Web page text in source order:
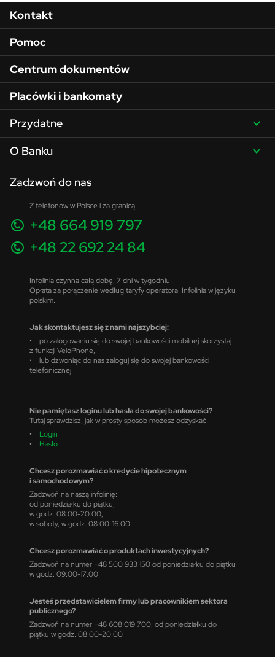
Menu w stopce
Kontakt
Pomoc
Centrum dokumentów
Placówki i bankomaty
Przydatne
O Banku
Zadzwoń do nas
Z telefonów w Polsce i za granicą:
+48 664 919 797
+48 22 692 24 84
Infolinia czynna całą dobę, 7 dni w tygodniu.
Opłata za połączenie według taryfy operatora. Infolinia w języku
polskim.
Jak skontaktujesz się z nami najszybciej:
• po zalogowaniu się do swojej bankowości mobilnej skorzystaj
z funkcji VeloPhone,
• lub dzwoniąc do nas zaloguj się do swojej bankowości
telefonicznej.
Nie pamiętasz loginu lub hasła do swojej bankowości?
Tutaj sprawdzisz, jak w prosty sposób możesz odzyskać:
• Login
• Hasło
Chcesz porozmawiać o kredycie hipotecznym
i samochodowym?
Zadzwoń na naszą infolinię:
od poniedziałku do piątku,
w godz. 08:00-20:00,
w soboty, w godz. 08:00-16:00.
Chcesz porozmawiać o produktach inwestycyjnych?
Zadzwoń na numer +48 500 933 150 od poniedziałku do piątku
w godz. 09:00-17:00
Jesteś przedstawicielem firmy lub pracownikiem sektora
publicznego?
Zadzwoń na numer +48 608 019 700, od poniedziałku do
piątku w godz. 08:00-20.00